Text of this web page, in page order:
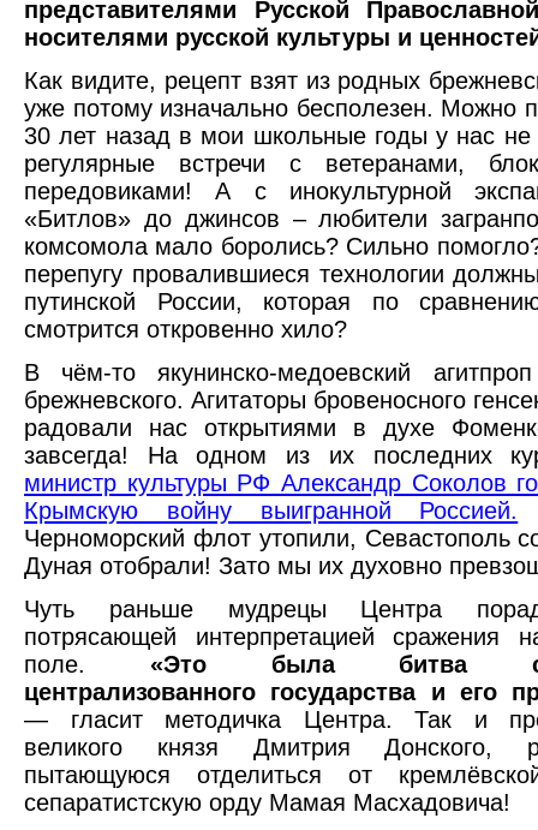
представителями Русской
носителями русской культуры и
Как видите, рецепт взят из родных
уже потому изначально бесполезен. Можно
30 лет назад в мои школьные годы у нас не
регулярные встречи с ветеранами,
передовиками! А с инокультурной
«Битлов» до джинсов – любители
комсомола мало боролись? Сильно
перепугу провалившиеся технологии
путинской России, которая по
смотрится откровенно хило?
В чём-то якунинско-медоевский
брежневского. Агитаторы бровеносного
радовали нас открытиями в духе
завсегда! На одном из их последних
министр культуры РФ Александр Соколов
Крымскую войну выигранной Россией.
Черноморский флот утопили, Севастополь
Дуная отобрали! Зато мы их духовно
Чуть раньше мудрецы Центра
потрясающей интерпретацией сражения
поле. «Это была битва
централизованного государства и его
— гласит методичка Центра. Так и
великого князя Дмитрия Донского,
пытающуюся отделиться от
сепаратистскую орду Мамая Масхадовича!